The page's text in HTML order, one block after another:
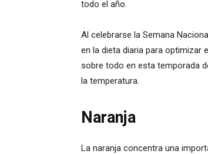
todo el año.
Al celebrarse la Semana
en la dieta diaria para optimizar
sobre todo en esta temporada
la temperatura.
Naranja
La naranja concentra una